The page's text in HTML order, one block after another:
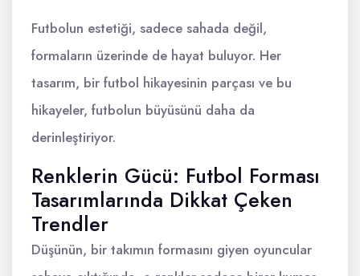
Futbolun estetiği, sadece sahada değil,
formaların üzerinde de hayat buluyor. Her
tasarım, bir futbol hikayesinin parçası ve bu
hikayeler, futbolun büyüsünü daha da
derinleştiriyor.
Renklerin Gücü: Futbol Forması
Tasarımlarında Dikkat Çeken
Trendler
Düşünün, bir takımın formasını giyen oyuncular